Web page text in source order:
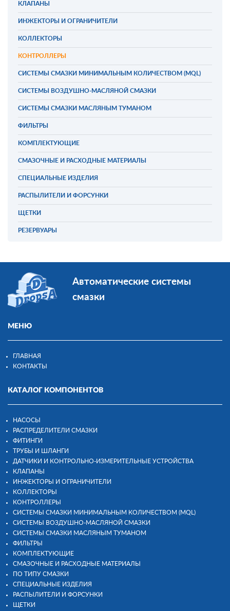
КЛАПАНЫ
ИНЖЕКТОРЫ И ОГРАНИЧИТЕЛИ
КОЛЛЕКТОРЫ
КОНТРОЛЛЕРЫ
СИСТЕМЫ СМАЗКИ МИНИМАЛЬНЫМ КОЛИЧЕСТВОМ (MQL)
СИСТЕМЫ ВОЗДУШНО-МАСЛЯНОЙ СМАЗКИ
СИСТЕМЫ СМАЗКИ МАСЛЯНЫМ ТУМАНОМ
ФИЛЬТРЫ
КОМПЛЕКТУЮЩИЕ
СМАЗОЧНЫЕ И РАСХОДНЫЕ МАТЕРИАЛЫ
СПЕЦИАЛЬНЫЕ ИЗДЕЛИЯ
РАСПЫЛИТЕЛИ И ФОРСУНКИ
ЩЕТКИ
РЕЗЕРВУАРЫ
Автоматические системы
смазки
МЕНЮ
ГЛАВНАЯ
КОНТАКТЫ
КАТАЛОГ КОМПОНЕНТОВ
НАСОСЫ
РАСПРЕДЕЛИТЕЛИ СМАЗКИ
ФИТИНГИ
ТРУБЫ И ШЛАНГИ
ДАТЧИКИ И КОНТРОЛЬНО-ИЗМЕРИТЕЛЬНЫЕ УСТРОЙСТВА
КЛАПАНЫ
ИНЖЕКТОРЫ И ОГРАНИЧИТЕЛИ
КОЛЛЕКТОРЫ
КОНТРОЛЛЕРЫ
СИСТЕМЫ СМАЗКИ МИНИМАЛЬНЫМ КОЛИЧЕСТВОМ (MQL)
СИСТЕМЫ ВОЗДУШНО-МАСЛЯНОЙ СМАЗКИ
СИСТЕМЫ СМАЗКИ МАСЛЯНЫМ ТУМАНОМ
ФИЛЬТРЫ
КОМПЛЕКТУЮЩИЕ
СМАЗОЧНЫЕ И РАСХОДНЫЕ МАТЕРИАЛЫ
ПО ТИПУ СМАЗКИ
СПЕЦИАЛЬНЫЕ ИЗДЕЛИЯ
РАСПЫЛИТЕЛИ И ФОРСУНКИ
ЩЕТКИ